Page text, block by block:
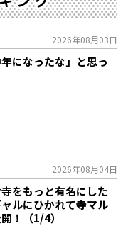
2026年08月03日
になったな」と思っ
2026年08月04日
をもっと有名にした
ルにひかれて寺マル
！（1/4）